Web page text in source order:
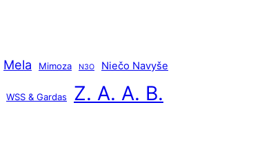
Mela Mimoza N3O Niečo Navyše
WSS & Gardas Z. A. A. B.